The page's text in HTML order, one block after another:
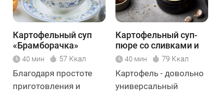
Картофельный суп
«Брамборачка»
40 мин 57 Ккал
Благодаря простоте
приготовления и
Картофельный суп-
пюре со сливками и
кумином
40 мин 79 Ккал
Картофель - довольно
универсальный